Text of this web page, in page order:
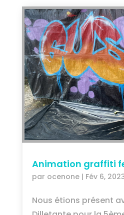
Animation graffiti
par ocenone| Fév 6,
Nous étions présent